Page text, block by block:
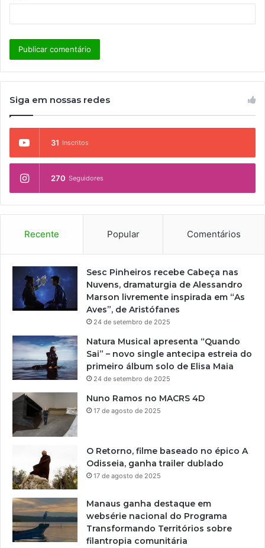
Siga em nossas redes
31 Inscritos
270 Seguidores
Recente Popular Comentários
Sesc Pinheiros recebe Cabeça nas
Nuvens, dramaturgia de Alessandro
Marson livremente inspirada em “As
Aves”, de Aristófanes
24 de setembro de 2025
Natura Musical apresenta “Quando
Sai” – novo single antecipa estreia do
primeiro álbum solo de Elisa Maia
24 de setembro de 2025
Nuno Ramos no MACRS 4D
17 de agosto de 2025
O Retorno, filme baseado no épico A
Odisseia, ganha trailer dublado
17 de agosto de 2025
Manaus ganha destaque em
websérie nacional do Programa
Transformando Territórios sobre
filantropia comunitária